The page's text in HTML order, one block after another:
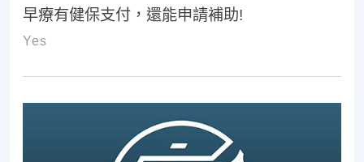
早療有健保支付，還能申請補助!
Yes